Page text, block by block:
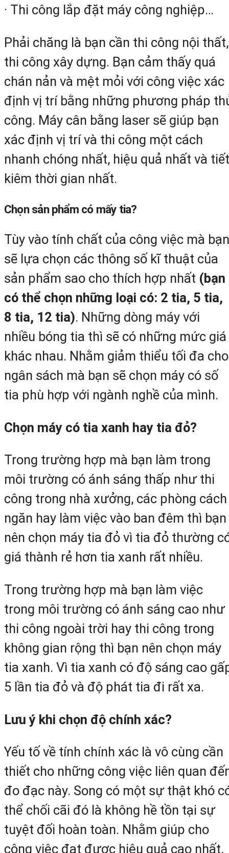
· Thi công lắp đặt máy công nghiệp…
Phải chăng là bạn cần thi công nội thất,
thi công xây dựng. Bạn cảm thấy quá
chán nản và mệt mỏi với công việc xác
định vị trí bằng những phương pháp
công. Máy cân bằng laser sẽ giúp bạn
xác định vị trí và thi công một cách
nhanh chóng nhất, hiệu quả nhất và tiết
kiêm thời gian nhất.
Chọn sản phẩm có mấy tia?
Tùy vào tính chất của công việc mà bạn
sẽ lựa chọn các thông số kĩ thuật của
sản phẩm sao cho thích hợp nhất (bạn
có thể chọn những loại có: 2 tia, 5 tia,
8 tia, 12 tia). Những dòng máy với
nhiều bóng tia thì sẽ có những mức giá
khác nhau. Nhằm giảm thiểu tối đa cho
ngân sách mà bạn sẽ chọn máy có số
tia phù hợp với ngành nghề của mình.
Chọn máy có tia xanh hay tia đỏ?
Trong trường hợp mà bạn làm trong
môi trường có ánh sáng thấp như thi
công trong nhà xưởng, các phòng cách
ngăn hay làm việc vào ban đêm thì bạn
nên chọn máy tia đỏ vì tia đỏ thường
giá thành rẻ hơn tia xanh rất nhiều.
Trong trường hợp mà bạn làm việc
trong môi trường có ánh sáng cao như
thi công ngoài trời hay thi công trong
không gian rộng thì bạn nên chọn máy
tia xanh. Vì tia xanh có độ sáng cao
5 lần tia đỏ và độ phát tia đi rất xa.
Lưu ý khi chọn độ chính xác?
Yếu tố về tính chính xác là vô cùng cần
thiết cho những công việc liên quan
đo đạc này. Song có một sự thật khó
thể chối cãi đó là không hề tồn tại sự
tuyệt đối hoàn toàn. Nhằm giúp cho
công việc đạt được hiệu quả cao nhất,